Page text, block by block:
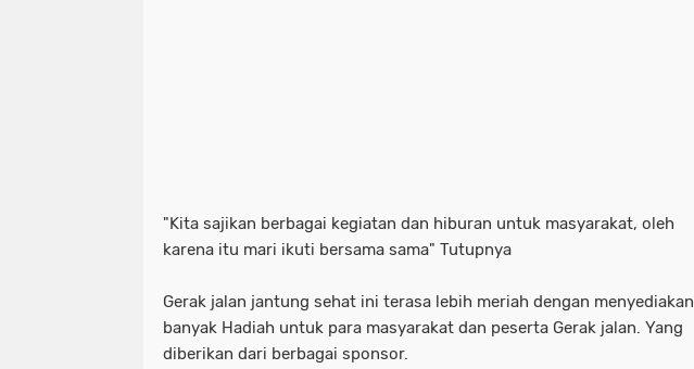
"Kita sajikan berbagai kegiatan dan hiburan untuk masyarakat, oleh
karena itu mari ikuti bersama sama" Tutupnya
Gerak jalan jantung sehat ini terasa lebih meriah dengan menyediakan
banyak Hadiah untuk para masyarakat dan peserta Gerak jalan. Yang
diberikan dari berbagai sponsor.